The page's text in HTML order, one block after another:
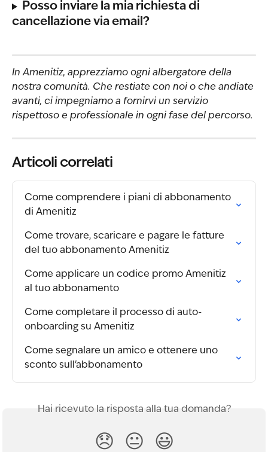
Posso inviare la mia richiesta di
cancellazione via email?
In Amenitiz, apprezziamo ogni albergatore della
nostra comunità. Che restiate con noi o che andiate
avanti, ci impegniamo a fornirvi un servizio
rispettoso e professionale in ogni fase del percorso.
Articoli correlati
Come comprendere i piani di abbonamento
di Amenitiz
Come trovare, scaricare e pagare le fatture
del tuo abbonamento Amenitiz
Come applicare un codice promo Amenitiz
al tuo abbonamento
Come completare il processo di auto-
onboarding su Amenitiz
Come segnalare un amico e ottenere uno
sconto sull'abbonamento
Hai ricevuto la risposta alla tua domanda?
😞 😐 😃